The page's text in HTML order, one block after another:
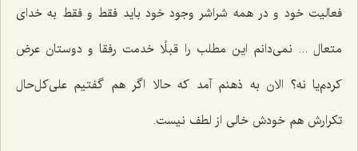
فعالیت خود و در همه شراشر وجود خود باید فقط و فقط به خدای
متعال ... نمی‌دانم این مطلب را قبلًا خدمت رفقا و دوستان عرض
كردم‌یا نه؟ الان به ذهنم آمد كه حالا اگر هم گفتیم علی‌كل‌حال
تكرارش هم خودش خالی از لطف نیست.